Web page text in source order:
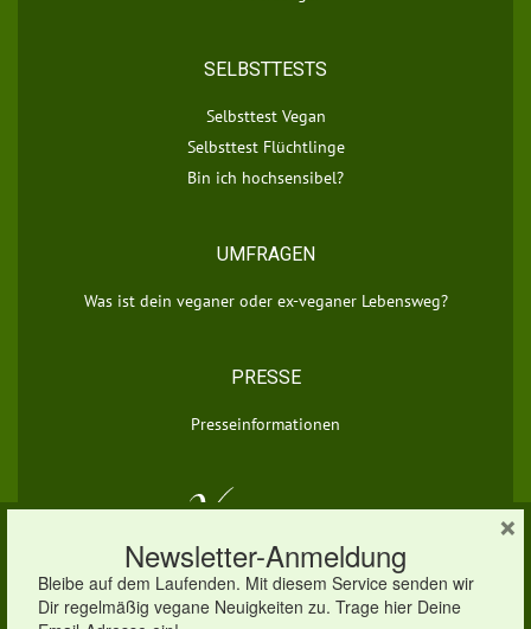
SELBSTTESTS
Selbsttest Vegan
Selbsttest Flüchtlinge
Bin ich hochsensibel?
UMFRAGEN
Was ist dein veganer oder ex-veganer Lebensweg?
PRESSE
Presseinformationen
© 2026 vegan.eu | Dein veganes Infoportal
×